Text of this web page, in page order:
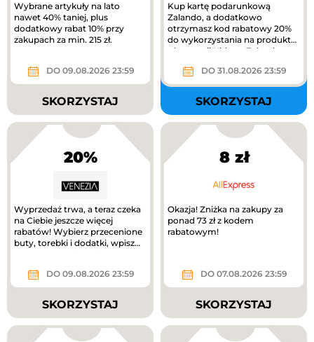
Wybrane artykuły na lato
nawet 40% taniej, plus
dodatkowy rabat 10% przy
zakupach za min. 215 zł.
DO 09.08.2026 23:59
SKORZYSTAJ
Kup kartę podarunkową
Zalando, a dodatkowo
otrzymasz kod rabatowy 20%
do wykorzystania na produkty
z kategorii Kids na Zalando.
DO 31.08.2026 23:59
SKORZYSTAJ
20%
Wyprzedaż trwa, a teraz czeka
na Ciebie jeszcze więcej
rabatów! Wybierz przecenione
buty, torebki i dodatki, wpisz
DO 09.08.2026 23:59
SKORZYSTAJ
8 zł
Okazja! Zniżka na zakupy za
ponad 73 zł z kodem
rabatowym!
DO 07.08.2026 23:59
SKORZYSTAJ